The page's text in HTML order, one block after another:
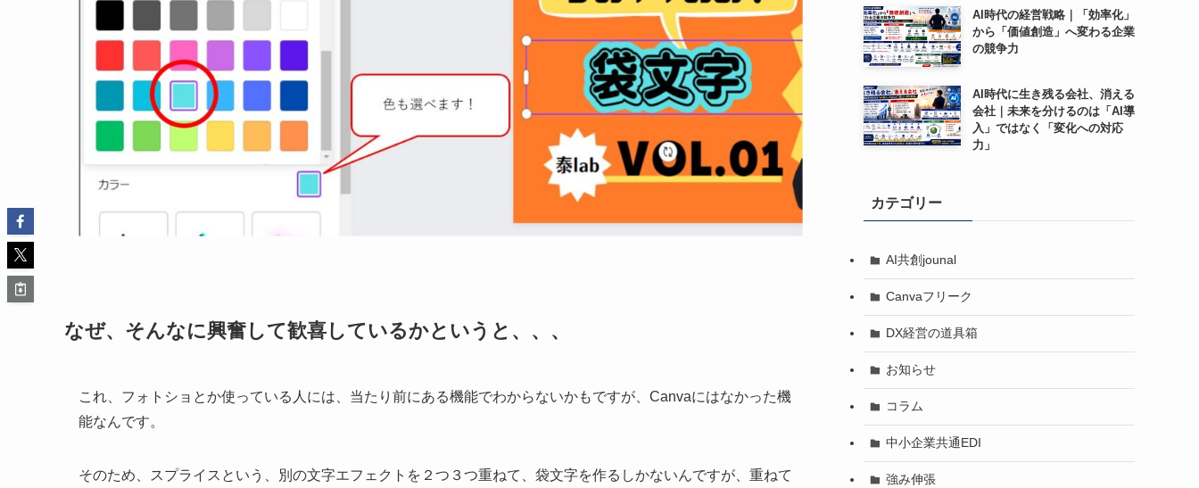
なぜ、そんなに興奮して歓喜しているかというと、、、
これ、フォトショとか使っている人には、当たり前にある機能でわからないかもですが、Canvaにはなかった機
能なんです。
そのため、スプライスという、別の文字エフェクトを２つ３つ重ねて、袋文字を作るしかないんですが、重ねて
AI時代の経営戦略｜「効率化」
から「価値創造」へ変わる企業
の競争力
AI時代に生き残る会社、消える
会社｜未来を分けるのは「AI導
入」ではなく「変化への対応
力」
カテゴリー
AI共創jounal
Canvaフリーク
DX経営の道具箱
お知らせ
コラム
中小企業共通EDI
強み伸張